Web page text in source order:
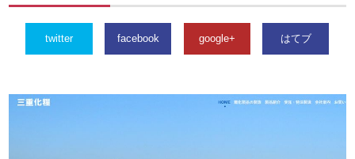
twitter facebook google+ はてブ